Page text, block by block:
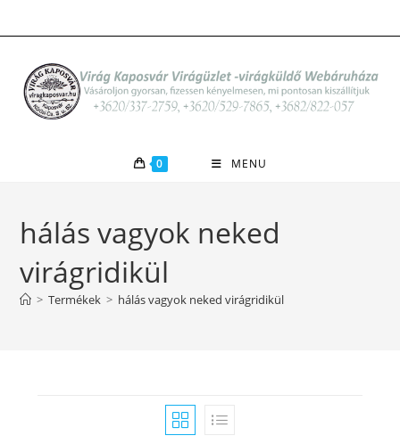
to
0 MENU
hálás vagyok neked
virágridikül
> Termékek > hálás vagyok neked virágridikül